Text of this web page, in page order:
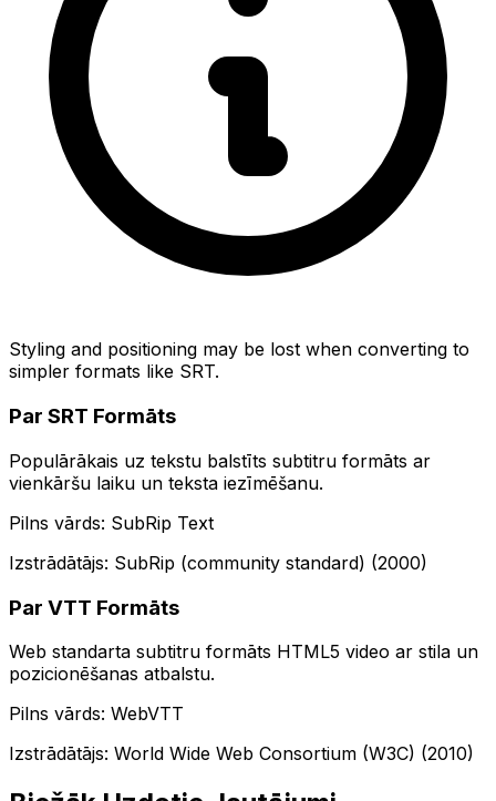
Styling and positioning may be lost when converting to
simpler formats like SRT.
Par SRT Formāts
Populārākais uz tekstu balstīts subtitru formāts ar
vienkāršu laiku un teksta iezīmēšanu.
Pilns vārds: SubRip Text
Izstrādātājs: SubRip (community standard) (2000)
Par VTT Formāts
Web standarta subtitru formāts HTML5 video ar stila un
pozicionēšanas atbalstu.
Pilns vārds: WebVTT
Izstrādātājs: World Wide Web Consortium (W3C) (2010)